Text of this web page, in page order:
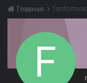
Главная